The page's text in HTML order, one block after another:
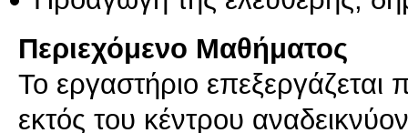
Περιεχόμενο Μαθήματος
Το εργαστήριο επεξεργάζεται
εκτός του κέντρου